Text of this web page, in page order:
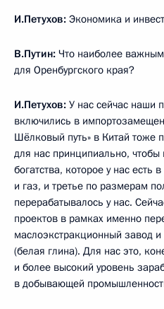
И.Петухов: Экономика и
В.Путин: Что наиболее
для Оренбургского края?
И.Петухов: У нас сейчас наши
включились в
Шёлковый путь» в Китай тоже
для нас принципиально,
богатства, которое у нас есть
и газ, и третье по размерам
перерабатывалось у нас.
проектов в рамках именно
маслоэкстракционный завод
(белая глина). Для нас это,
и более высокий уровень
в добывающей